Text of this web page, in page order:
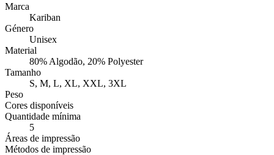
Marca
Kariban
Género
Unisex
Material
80% Algodão, 20% Polyester
Tamanho
S, M, L, XL, XXL, 3XL
Peso
Cores disponíveis
Quantidade mínima
5
Áreas de impressão
Métodos de impressão